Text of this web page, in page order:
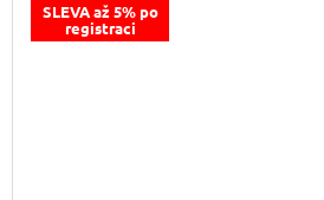
SLEVA až 5% po
registraci